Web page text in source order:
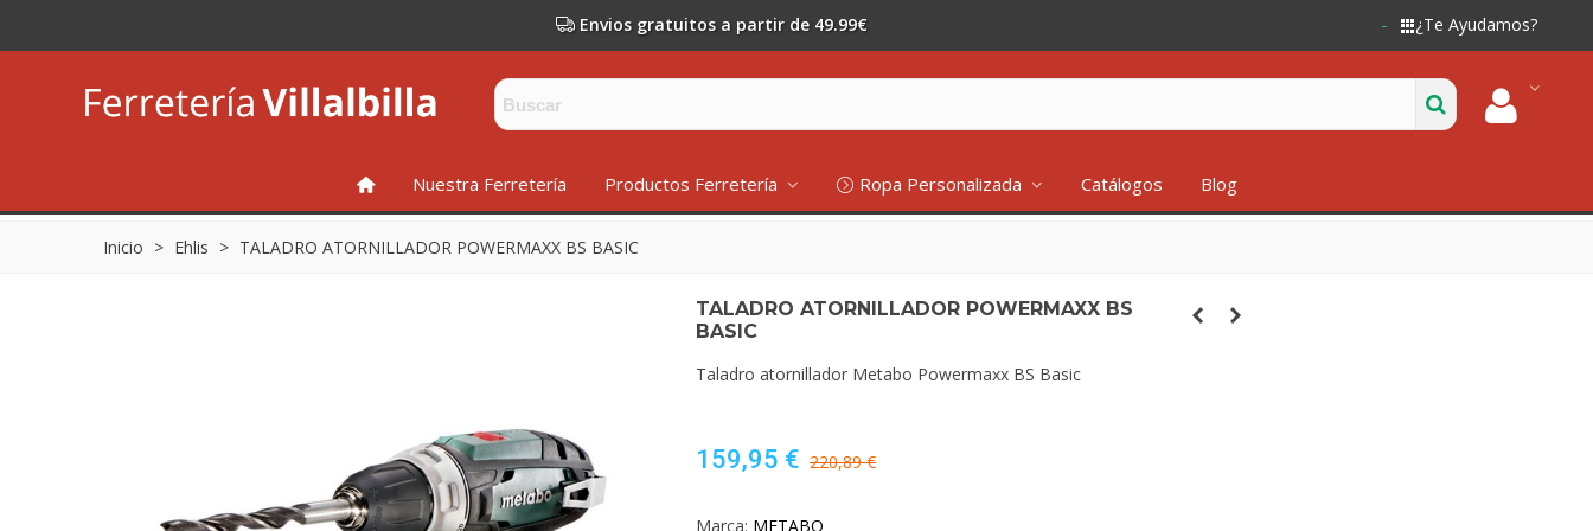
Envios gratuitos a partir de 49.99€ ¿Te Ayudamos?
INICIONuestra Ferretería Productos Ferretería Ropa Personalizada Catálogos Blog
Inicio > Ehlis > TALADRO ATORNILLADOR POWERMAXX BS BASIC
TALADRO ATORNILLADOR POWERMAXX BS
BASIC
Taladro atornillador Metabo Powermaxx BS Basic
159,95 € 220,89 €
Marca: METABO